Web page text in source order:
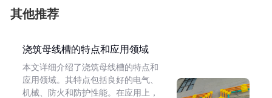
其他推荐
浇筑母线槽的特点和应用领域
本文详细介绍了浇筑母线槽的特点和
应用领域。其特点包括良好的电气、
机械、防火和防护性能。在应用上，